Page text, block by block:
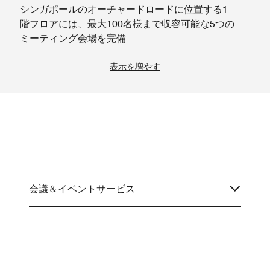
シンガポールのオーチャードロードに位置する1
階フロアには、最大100名様まで収容可能な5つの
ミーティング会場を完備
表示を増やす
会議＆イベントサービス